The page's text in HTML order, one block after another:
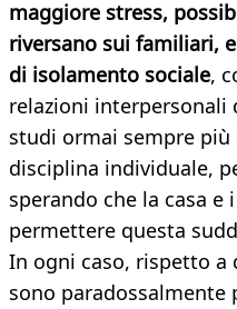
maggiore stress,
riversano sui familiari,
di isolamento sociale,
relazioni interpersonali
studi ormai sempre
disciplina individuale,
sperando che la casa
permettere questa
In ogni caso, rispetto a
sono paradossalmente